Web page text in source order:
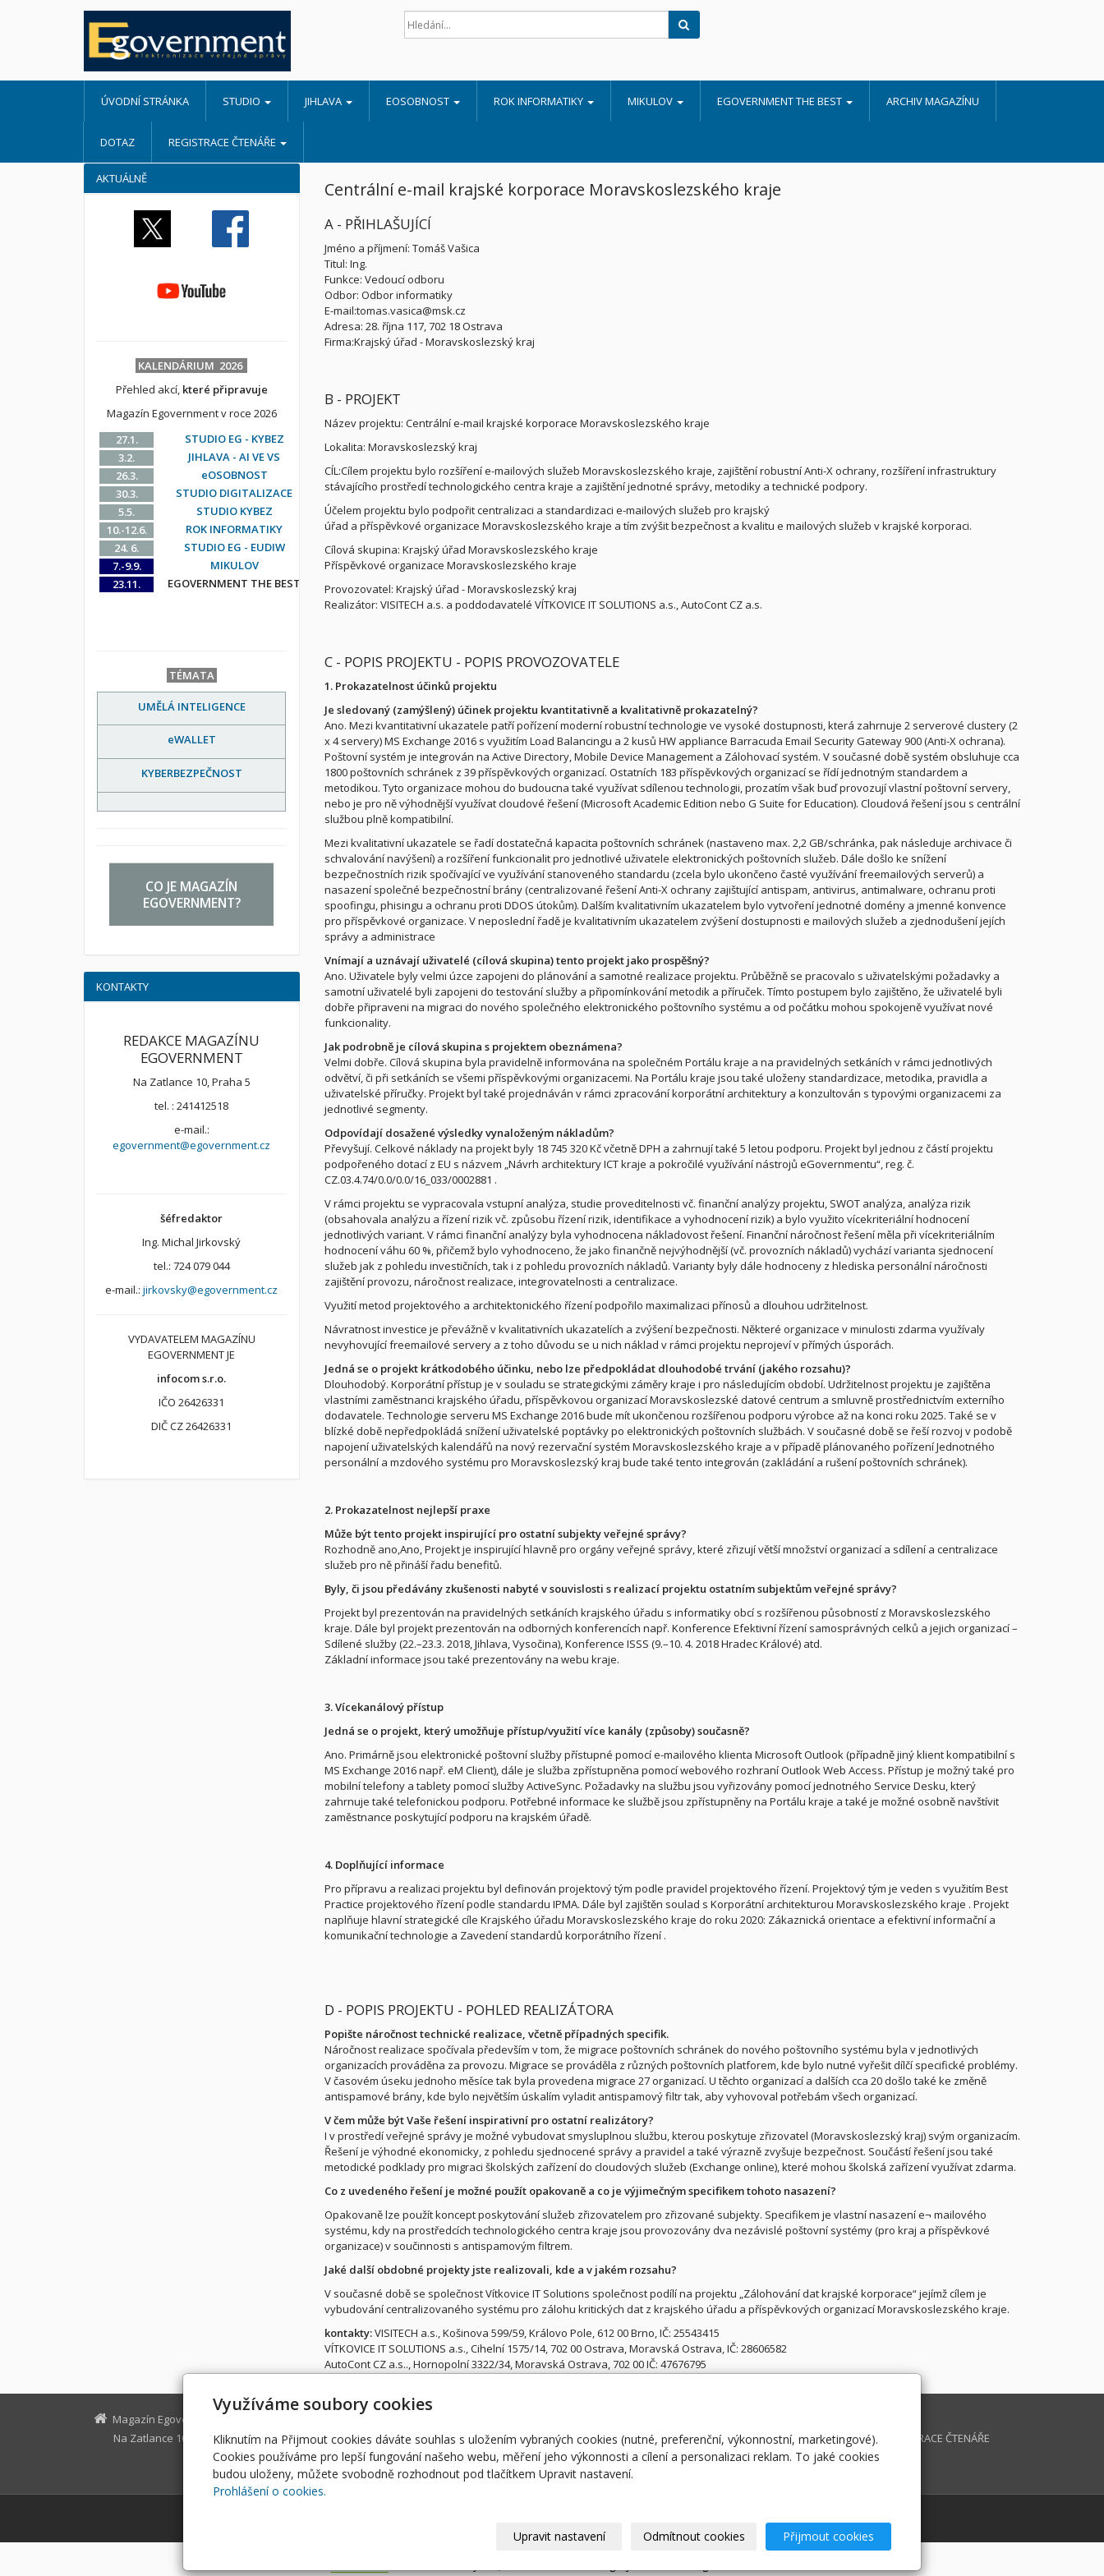
ÚVODNÍ STRÁNKA STUDIO JIHLAVA EOSOBNOST ROK INFORMATIKY MIKULOV EGOVERNMENT THE BEST ARCHIV MAGAZÍNU
DOTAZ REGISTRACE ČTENÁŘE
Centrální e-mail krajské korporace Moravskoslezského kraje
A - PŘIHLAŠUJÍCÍ
Jméno a příjmení: Tomáš Vašica
Titul: Ing.
Funkce: Vedoucí odboru
Odbor: Odbor informatiky
E-mail:tomas.vasica@msk.cz
Adresa: 28. října 117, 702 18 Ostrava
Firma:Krajský úřad - Moravskoslezský kraj
B - PROJEKT
Název projektu: Centrální e-mail krajské korporace Moravskoslezského kraje
Lokalita: Moravskoslezský kraj
CÍL:Cílem projektu bylo rozšíření e-mailových služeb Moravskoslezského kraje, zajištění robustní Anti-X ochrany, rozšíření infrastruktury
stávajícího prostředí technologického centra kraje a zajištění jednotné správy, metodiky a technické podpory.
Účelem projektu bylo podpořit centralizaci a standardizaci e-mailových služeb pro krajský
úřad a příspěvkové organizace Moravskoslezského kraje a tím zvýšit bezpečnost a kvalitu e mailových služeb v krajské korporaci.
Cílová skupina: Krajský úřad Moravskoslezského kraje
Příspěvkové organizace Moravskoslezského kraje
Provozovatel: Krajský úřad - Moravskoslezský kraj
Realizátor: VISITECH a.s. a poddodavatelé VÍTKOVICE IT SOLUTIONS a.s., AutoCont CZ a.s.
C - POPIS PROJEKTU - POPIS PROVOZOVATELE
1. Prokazatelnost účinků projektu
Je sledovaný (zamýšlený) účinek projektu kvantitativně a kvalitativně prokazatelný?
Ano. Mezi kvantitativní ukazatele patří pořízení moderní robustní technologie ve vysoké dostupnosti, která zahrnuje 2 serverové clustery (2
x 4 servery) MS Exchange 2016 s využitím Load Balancingu a 2 kusů HW appliance Barracuda Email Security Gateway 900 (Anti-X ochrana).
Poštovní systém je integrován na Active Directory, Mobile Device Management a Zálohovací systém. V současné době systém obsluhuje cca
1800 poštovních schránek z 39 příspěvkových organizací. Ostatních 183 příspěvkových organizací se řídí jednotným standardem a
metodikou. Tyto organizace mohou do budoucna také využívat sdílenou technologii, prozatím však buď provozují vlastní poštovní servery,
nebo je pro ně výhodnější využívat cloudové řešení (Microsoft Academic Edition nebo G Suite for Education). Cloudová řešení jsou s centrální
službou plně kompatibilní.
Mezi kvalitativní ukazatele se řadí dostatečná kapacita poštovních schránek (nastaveno max. 2,2 GB/schránka, pak následuje archivace či
schvalování navýšení) a rozšíření funkcionalit pro jednotlivé uživatele elektronických poštovních služeb. Dále došlo ke snížení
bezpečnostních rizik spočívající ve využívání stanoveného standardu (zcela bylo ukončeno časté využívání freemailových serverů) a
nasazení společné bezpečnostní brány (centralizované řešení Anti-X ochrany zajištující antispam, antivirus, antimalware, ochranu proti
spoofingu, phisingu a ochranu proti DDOS útokům). Dalším kvalitativním ukazatelem bylo vytvoření jednotné domény a jmenné konvence
pro příspěvkové organizace. V neposlední řadě je kvalitativním ukazatelem zvýšení dostupnosti e mailových služeb a zjednodušení jejích
správy a administrace
Vnímají a uznávají uživatelé (cílová skupina) tento projekt jako prospěšný?
Ano. Uživatele byly velmi úzce zapojeni do plánování a samotné realizace projektu. Průběžně se pracovalo s uživatelskými požadavky a
samotní uživatelé byli zapojeni do testování služby a připomínkování metodik a příruček. Tímto postupem bylo zajištěno, že uživatelé byli
dobře připraveni na migraci do nového společného elektronického poštovního systému a od počátku mohou spokojeně využívat nové
funkcionality.
Jak podrobně je cílová skupina s projektem obeznámena?
Velmi dobře. Cílová skupina byla pravidelně informována na společném Portálu kraje a na pravidelných setkáních v rámci jednotlivých
odvětví, či při setkáních se všemi příspěvkovými organizacemi. Na Portálu kraje jsou také uloženy standardizace, metodika, pravidla a
uživatelské příručky. Projekt byl také projednáván v rámci zpracování korporátní architektury a konzultován s typovými organizacemi za
jednotlivé segmenty.
Odpovídají dosažené výsledky vynaloženým nákladům?
Převyšují. Celkové náklady na projekt byly 18 745 320 Kč včetně DPH a zahrnují také 5 letou podporu. Projekt byl jednou z částí projektu
podpořeného dotací z EU s názvem „Návrh architektury ICT kraje a pokročilé využívání nástrojů eGovernmentu“, reg. č.
CZ.03.4.74/0.0/0.0/16_033/0002881 .
V rámci projektu se vypracovala vstupní analýza, studie proveditelnosti vč. finanční analýzy projektu, SWOT analýza, analýza rizik
(obsahovala analýzu a řízení rizik vč. způsobu řízení rizik, identifikace a vyhodnocení rizik) a bylo využito vícekriteriální hodnocení
jednotlivých variant. V rámci finanční analýzy byla vyhodnocena nákladovost řešení. Finanční náročnost řešení měla při vícekriteriálním
hodnocení váhu 60 %, přičemž bylo vyhodnoceno, že jako finančně nejvýhodnější (vč. provozních nákladů) vychází varianta sjednocení
služeb jak z pohledu investičních, tak i z pohledu provozních nákladů. Varianty byly dále hodnoceny z hlediska personální náročnosti
zajištění provozu, náročnost realizace, integrovatelnosti a centralizace.
Využití metod projektového a architektonického řízení podpořilo maximalizaci přínosů a dlouhou udržitelnost.
Návratnost investice je převážně v kvalitativních ukazatelích a zvýšení bezpečnosti. Některé organizace v minulosti zdarma využívaly
nevyhovující freemailové servery a z toho důvodu se u nich náklad v rámci projektu neprojeví v přímých úsporách.
Jedná se o projekt krátkodobého účinku, nebo lze předpokládat dlouhodobé trvání (jakého rozsahu)?
Dlouhodobý. Korporátní přístup je v souladu se strategickými záměry kraje i pro následujícím období. Udržitelnost projektu je zajištěna
vlastními zaměstnanci krajského úřadu, příspěvkovou organizací Moravskoslezské datové centrum a smluvně prostřednictvím externího
dodavatele. Technologie serveru MS Exchange 2016 bude mít ukončenou rozšířenou podporu výrobce až na konci roku 2025. Také se v
blízké době nepředpokládá snížení uživatelské poptávky po elektronických poštovních službách. V současné době se řeší rozvoj v podobě
napojení uživatelských kalendářů na nový rezervační systém Moravskoslezského kraje a v případě plánovaného pořízení Jednotného
personální a mzdového systému pro Moravskoslezský kraj bude také tento integrován (zakládání a rušení poštovních schránek).
2. Prokazatelnost nejlepší praxe
Může být tento projekt inspirující pro ostatní subjekty veřejné správy?
Rozhodně ano,Ano, Projekt je inspirující hlavně pro orgány veřejné správy, které zřizují větší množství organizací a sdílení a centralizace
služeb pro ně přináší řadu benefitů.
Byly, či jsou předávány zkušenosti nabyté v souvislosti s realizací projektu ostatním subjektům veřejné správy?
Projekt byl prezentován na pravidelných setkáních krajského úřadu s informatiky obcí s rozšířenou působností z Moravskoslezského
kraje. Dále byl projekt prezentován na odborných konferencích např. Konference Efektivní řízení samosprávných celků a jejich organizací –
Sdílené služby (22.–23.3. 2018, Jihlava, Vysočina), Konference ISSS (9.–10. 4. 2018 Hradec Králové) atd.
Základní informace jsou také prezentovány na webu kraje.
3. Vícekanálový přístup
Jedná se o projekt, který umožňuje přístup/využití více kanály (způsoby) současně?
Ano. Primárně jsou elektronické poštovní služby přístupné pomocí e-mailového klienta Microsoft Outlook (případně jiný klient kompatibilní s
MS Exchange 2016 např. eM Client), dále je služba zpřístupněna pomocí webového rozhraní Outlook Web Access. Přístup je možný také pro
mobilní telefony a tablety pomocí služby ActiveSync. Požadavky na službu jsou vyřizovány pomocí jednotného Service Desku, který
zahrnuje také telefonickou podporu. Potřebné informace ke službě jsou zpřístupněny na Portálu kraje a také je možné osobně navštívit
zaměstnance poskytující podporu na krajském úřadě.
4. Doplňující informace
Pro přípravu a realizaci projektu byl definován projektový tým podle pravidel projektového řízení. Projektový tým je veden s využitím Best
Practice projektového řízení podle standardu IPMA. Dále byl zajištěn soulad s Korporátní architekturou Moravskoslezského kraje . Projekt
naplňuje hlavní strategické cíle Krajského úřadu Moravskoslezského kraje do roku 2020: Zákaznická orientace a efektivní informační a
komunikační technologie a Zavedení standardů korporátního řízení .
D - POPIS PROJEKTU - POHLED REALIZÁTORA
Popište náročnost technické realizace, včetně případných specifik.
Náročnost realizace spočívala především v tom, že migrace poštovních schránek do nového poštovního systému byla v jednotlivých
organizacích prováděna za provozu. Migrace se prováděla z různých poštovních platforem, kde bylo nutné vyřešit dílčí specifické problémy.
V časovém úseku jednoho měsíce tak byla provedena migrace 27 organizací. U těchto organizací a dalších cca 20 došlo také ke změně
antispamové brány, kde bylo největším úskalím vyladit antispamový filtr tak, aby vyhovoval potřebám všech organizací.
V čem může být Vaše řešení inspirativní pro ostatní realizátory?
I v prostředí veřejné správy je možné vybudovat smysluplnou službu, kterou poskytuje zřizovatel (Moravskoslezský kraj) svým organizacím.
Řešení je výhodné ekonomicky, z pohledu sjednocené správy a pravidel a také výrazně zvyšuje bezpečnost. Součástí řešení jsou také
metodické podklady pro migraci školských zařízení do cloudových služeb (Exchange online), které mohou školská zařízení využívat zdarma.
Co z uvedeného řešení je možné použít opakovaně a co je výjimečným specifikem tohoto nasazení?
Opakovaně lze použít koncept poskytování služeb zřizovatelem pro zřizované subjekty. Specifikem je vlastní nasazení e¬ mailového
systému, kdy na prostředcích technologického centra kraje jsou provozovány dva nezávislé poštovní systémy (pro kraj a příspěvkové
organizace) v součinnosti s antispamovým filtrem.
Jaké další obdobné projekty jste realizovali, kde a v jakém rozsahu?
V současné době se společnost Vítkovice IT Solutions společnost podílí na projektu „Zálohování dat krajské korporace“ jejímž cílem je
vybudování centralizovaného systému pro zálohu kritických dat z krajského úřadu a příspěvkových organizací Moravskoslezského kraje.
kontakty:VISITECH a.s., Košinova 599/59, Královo Pole, 612 00 Brno, IČ: 25543415
VÍTKOVICE IT SOLUTIONS a.s., Cihelní 1575/14, 702 00 Ostrava, Moravská Ostrava, IČ: 28606582
AutoCont CZ a.s.., Hornopolní 3322/34, Moravská Ostrava, 702 00 IČ: 47676795
AKTUÁLNĚ
KALENDÁRIUM 2026
Přehled akcí, které připravuje
Magazín Egovernment v roce 2026
27.1.
STUDIO EG - KYBEZ
3.2.
JIHLAVA - AI VE VS
26.3.
eOSOBNOST
30.3.
STUDIO DIGITALIZACE
5.5.
STUDIO KYBEZ
10.-12.6.
ROK INFORMATIKY
24. 6.
STUDIO EG - EUDIW
7.-9.9.
MIKULOV
23.11.
EGOVERNMENT THE BEST
TÉMATA
UMĚLÁ INTELIGENCE
eWALLET
KYBERBEZPEČNOST
CO JE MAGAZÍN
EGOVERNMENT?
KONTAKTY
REDAKCE MAGAZÍNU
EGOVERNMENT
Na Zatlance 10, Praha 5
tel. : 241412518
e-mail.:
egovernment@egovernment.cz
šéfredaktor
Ing. Michal Jirkovský
tel.: 724 079 044
e-mail.:jirkovsky@egovernment.cz
VYDAVATELEM MAGAZÍNU
EGOVERNMENT JE
infocom s.r.o.
IČO 26426331
DIČ CZ 26426331
Magazín Egovernment
Na Zatlance 10, Praha 5
egovernment@egovernment.cz
STUDIO
JIHLAVA
eOSOBNOST
MIKULOV
EGOVERNMENT THE BEST
REGISTRACE ČTENÁŘE
Využíváme soubory cookies
Kliknutím na Přijmout cookies dáváte souhlas s uložením vybraných cookies (nutné, preferenční, výkonnostní, marketingové).
Cookies používáme pro lepší fungování našeho webu, měření jeho výkonnosti a cílení a personalizaci reklam. To jaké cookies
budou uloženy, můžete svobodně rozhodnout pod tlačítkem Upravit nastavení.
Prohlášení o cookies.
Upravit nastavení Odmítnout cookies Přijmout cookies